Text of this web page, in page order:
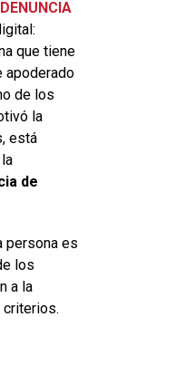
que tiene
apoderado
de los
la
está
de
persona es
los
a la